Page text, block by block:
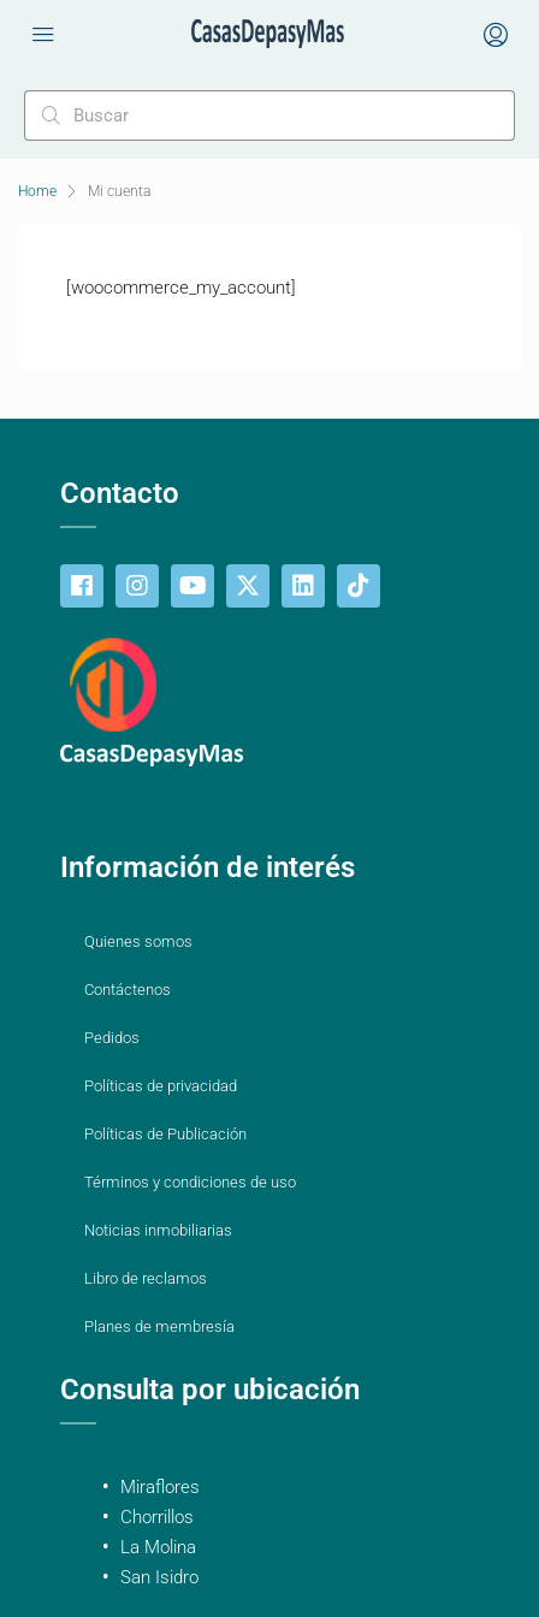
Home Mi cuenta
[woocommerce_my_account]
Contacto
Información de interés
Quienes somos
Contáctenos
Pedidos
Políticas de privacidad
Políticas de Publicación
Términos y condiciones de uso
Noticias inmobiliarias
Libro de reclamos
Planes de membresía
Consulta por ubicación
Miraflores
Chorrillos
La Molina
San Isidro